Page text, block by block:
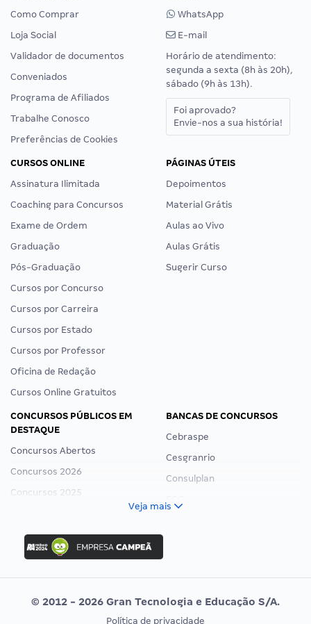
Como Comprar
Loja Social
Validador de documentos
Conveniados
Programa de Afiliados
Trabalhe Conosco
Preferências de Cookies
WhatsApp
E-mail
Horário de atendimento:
segunda a sexta (8h às 20h),
sábado (9h às 13h).
Foi aprovado?
Envie-nos a sua história!
CURSOS ONLINE
Assinatura Ilimitada
Coaching para Concursos
Exame de Ordem
Graduação
Pós-Graduação
Cursos por Concurso
Cursos por Carreira
Cursos por Estado
Cursos por Professor
Oficina de Redação
Cursos Online Gratuitos
PÁGINAS ÚTEIS
Depoimentos
Material Grátis
Aulas ao Vivo
Aulas Grátis
Sugerir Curso
CONCURSOS PÚBLICOS EM
DESTAQUE
Concursos Abertos
Concursos 2026
Concursos 2025
Concurso Ibama
Concurso MPU
Editais publicados
BANCAS DE CONCURSOS
Cebraspe
Cesgranrio
Consulplan
Vunesp
Veja mais
© 2012 - 2026 Gran Tecnologia e Educação S/A.
Política de privacidade